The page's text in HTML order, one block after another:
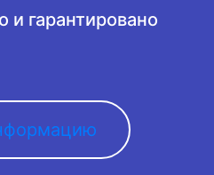
гарантировано